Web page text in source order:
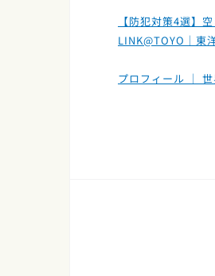
【防犯対策4選】
LINK@TOYO｜東
プロフィール ｜